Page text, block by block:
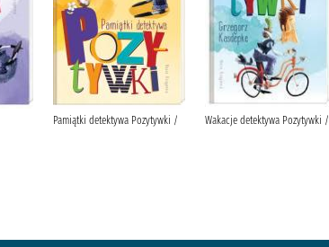
Pamiątki detektywa Pozytywki / Wakacje detektywa Pozytywki /